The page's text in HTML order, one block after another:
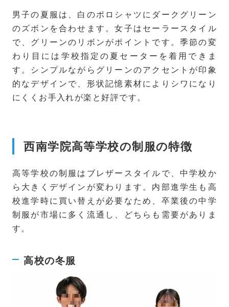
男子の夏服は、白のポロシャツにダークグリーン
のズボンを合わせます。女子はセーラースタイル
で、グリーンのリボンがポイントです。季節の変
わり目には学校指定の夏セーターを着用できま
す。シンプルながらグリーンのアクセントが印象
的なデザインで、形状記憶素材によりシワになり
にくくお手入れが楽と好評です。
西南学院高等学校の制服の特徴
高等学校の制服はブレザースタイルで、中学校か
ら大きくデザインが変わります。内部進学生も高
校進学時に買い替えが必要なため、卒業後の中学
制服が市場に多く流通し、どちらも需要がありま
す。
高校の冬服